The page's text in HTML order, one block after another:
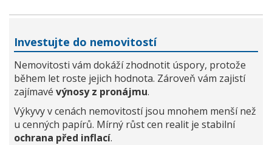
Investujte do nemovitostí
Nemovitosti vám dokáží zhodnotit úspory, protože
během let roste jejich hodnota. Zároveň vám zajistí
zajímavé výnosy z pronájmu.
Výkyvy v cenách nemovitostí jsou mnohem menší než
u cenných papírů. Mírný růst cen realit je stabilní
ochrana před inflací.